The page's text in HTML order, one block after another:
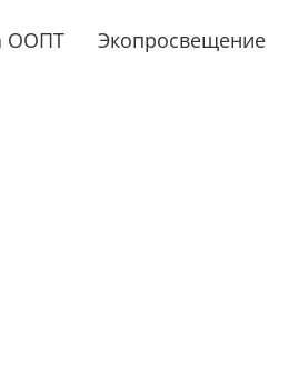
ООПТ
Экопросвещение